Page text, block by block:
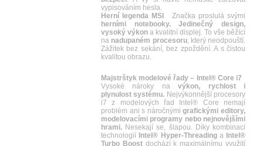
vypisováním hesla.
Herní legenda MSI
Značka proslulá svými
herními notebooky. Jedinečný design,
vysoký výkon a kvalitní displej. To vše běžící
na nadupaném procesoru, který neodpouští.
Zážitek bez sekání, bez zpoždění. A s čistou
kvalitou obrazu.
Majstrštyk modelové řady – Intel® Core i7
Vysoké nároky navýkon, rychlost i
plynulost systému. Nejvýkonnější procesory
i7 z modelových řad Intel® Core nemají
problém ani s náročnýmigrafickými editory,
modelovacími programy nebo nejnovějšími
hrami. Nesekají se, šlapou. Díky kombinaci
technologií
Intel® Hyper-Threadinga Intel®
Turbo Boostdochází k maximálnímu využití